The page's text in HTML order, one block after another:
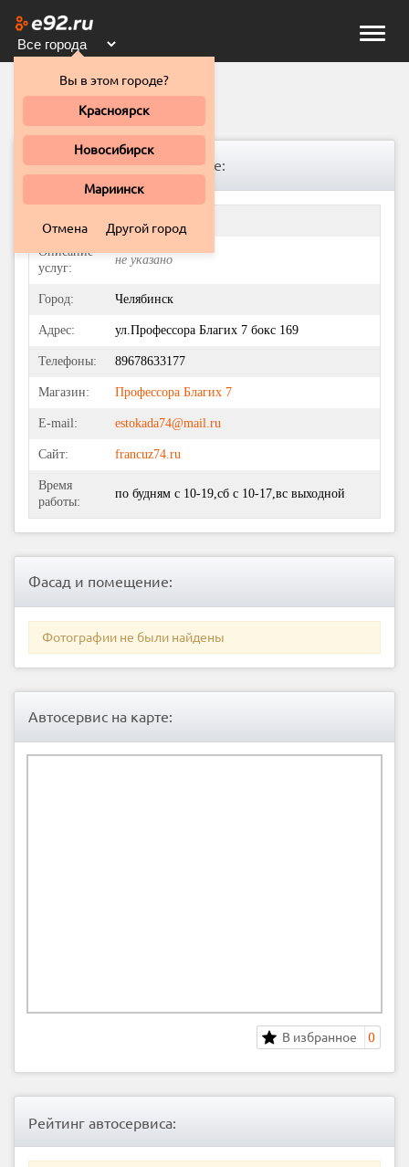
Toggle
Вы в этом городе?
Красноярск
Новосибирск
Мариинск
Отмена Другой город
Француз
Информация о Автосервисе:
Название: Француз
Описание
услуг:
не указано
Город: Челябинск
Адрес: ул.Профессора Благих 7 бокс 169
Телефоны: 89678633177
Магазин: Профессора Благих 7
E-mail: estokada74@mail.ru
Сайт: francuz74.ru
Время
работы:
по будням с 10-19,сб с 10-17,вс выходной
Фасад и помещение:
Фотографии не были найдены
Автосервис на карте:
В избранное 0
Рейтинг автосервиса: